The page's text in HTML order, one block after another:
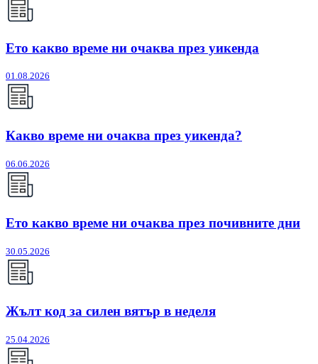
Ето какво време ни очаква през уикенда
01.08.2026
Какво време ни очаква през уикенда?
06.06.2026
Ето какво време ни очаква през почивните дни
30.05.2026
Жълт код за силен вятър в неделя
25.04.2026